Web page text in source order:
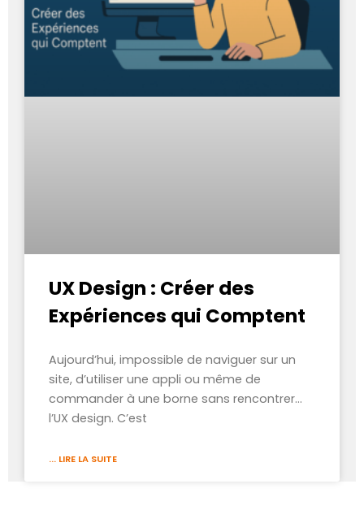
UX Design : Créer des
Expériences qui Comptent
Aujourd’hui, impossible de naviguer sur un
site, d’utiliser une appli ou même de
commander à une borne sans rencontrer…
l’UX design. C’est
... LIRE LA SUITE